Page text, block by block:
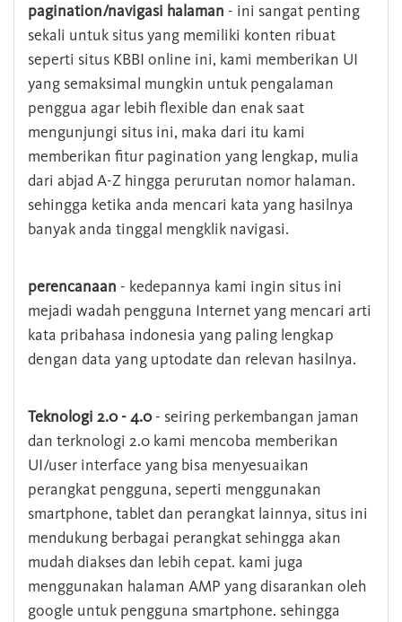
pagination/navigasi halaman - ini sangat penting
sekali untuk situs yang memiliki konten ribuat
seperti situs KBBI online ini, kami memberikan UI
yang semaksimal mungkin untuk pengalaman
penggua agar lebih flexible dan enak saat
mengunjungi situs ini, maka dari itu kami
memberikan fitur pagination yang lengkap, mulia
dari abjad A-Z hingga perurutan nomor halaman.
sehingga ketika anda mencari kata yang hasilnya
banyak anda tinggal mengklik navigasi.
perencanaan - kedepannya kami ingin situs ini
mejadi wadah pengguna Internet yang mencari arti
kata pribahasa indonesia yang paling lengkap
dengan data yang uptodate dan relevan hasilnya.
Teknologi 2.0 - 4.0- seiring perkembangan jaman
dan terknologi 2.0 kami mencoba memberikan
UI/user interface yang bisa menyesuaikan
perangkat pengguna, seperti menggunakan
smartphone, tablet dan perangkat lainnya, situs ini
mendukung berbagai perangkat sehingga akan
mudah diakses dan lebih cepat. kami juga
menggunakan halaman AMP yang disarankan oleh
google untuk pengguna smartphone. sehingga